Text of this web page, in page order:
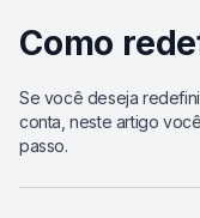
Como
Se você deseja
conta, neste artigo
passo.